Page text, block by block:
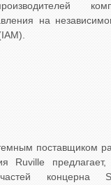
на
поставщиком
Ruville
концерна